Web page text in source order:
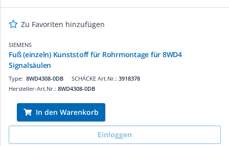
Zu Favoriten hinzufügen
SIEMENS
Fuß (einzeln) Kunststoff für Rohrmontage für 8WD4
Signalsäulen
SCHÄCKE Art.Nr.: 3918378
Type: 8WD4308-0DB
Hersteller-Art.Nr.: 8WD4308-0DB
In den Warenkorb
Einloggen